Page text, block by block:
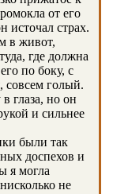
от его
источал страх.
в живот,
где должна
по боку, с
совсем голый.
глаза, но он
и сильнее
были так
доспехов и
я могла
не